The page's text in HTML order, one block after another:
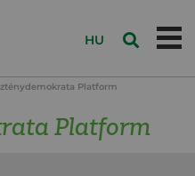
HU
Platform
Platform